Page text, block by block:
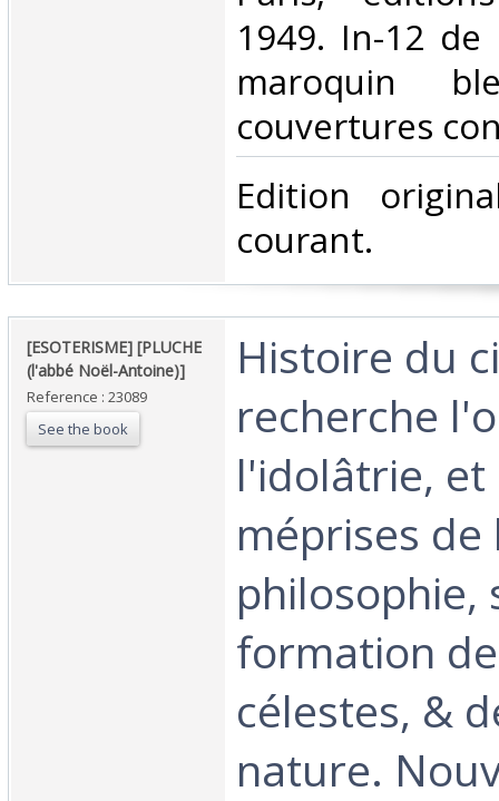
1949. In-12
maroquin
couvertures
‎Edition
courant. ‎
‎[ESOTERISME] [PLUCHE
(l'abbé Noël-Antoine)]‎
Reference : 23089
See the book
‎Histoire du
recherche
l'idolâtrie, et
méprises de
philosophie,
formation
célestes, &
nature.